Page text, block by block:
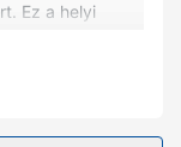
Ez a helyi
helyszíneitől.
egyikében,